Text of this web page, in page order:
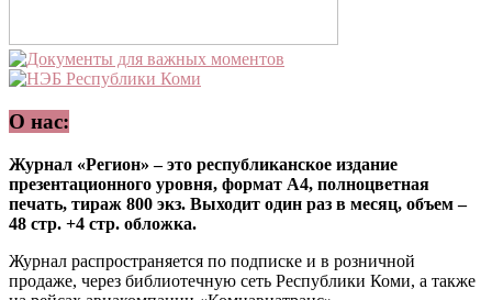
О нас:
Журнал «Регион» – это республиканское издание
презентационного уровня, формат А4, полноцветная
печать, тираж 800 экз. Выходит один раз в месяц, объем –
48 стр. +4 стр. обложка.
Журнал распространяется по подписке и в розничной
продаже, через библиотечную сеть Республики Коми, а также